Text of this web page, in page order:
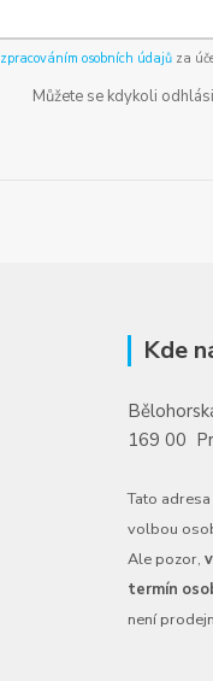
zpracováním osobních údajůza
Můžete se kdykoli
Kde
169 00
Tato
volbou
Ale pozor,
termín
není